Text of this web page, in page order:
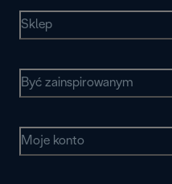
Sklep
Być zainspirowanym
Moje konto